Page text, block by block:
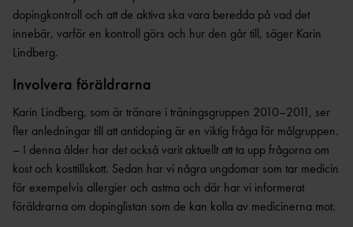
FRIIDROTT
TRYGG
FRIIDROTT
SÄKER
FRIIDROTT
FRISK
FRIIDROTT
FRIIDROTTENS SPELREGLER -
UPPFÖRANDEKOD
BÄSTA SM-
FÖRENING
LAG-
SM
SVENSKA
FRIIDROTTSCUPEN
LAG-
USM
NG
AREN
A
LÅNGLOP
P
dopingkontroll och att de aktiva ska vara beredda på vad det
innebär, varför en kontroll görs och hur den går till, säger Karin
Lindberg.
Involvera föräldrarna
Karin Lindberg, som är tränare i träningsgruppen 2010–2011, ser
fler anledningar till att antidoping är en viktig fråga för målgruppen.
– I denna ålder har det också varit aktuellt att ta upp frågorna om
kost och kosttillskott. Sedan har vi några ungdomar som tar medicin
för exempelvis allergier och astma och där har vi informerat
föräldrarna om dopinglistan som de kan kolla av medicinerna mot.